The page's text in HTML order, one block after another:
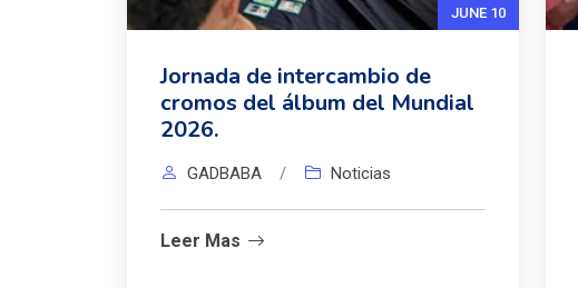
JUNE 10
Jornada de intercambio de
cromos del álbum del Mundial
2026.
GADBABA / Noticias
Leer Mas